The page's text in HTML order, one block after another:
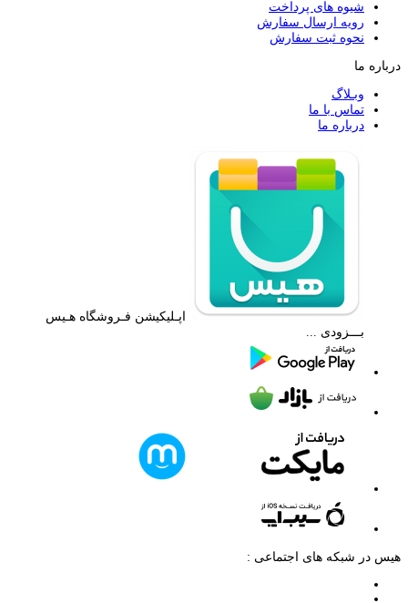
شیوه های پرداخت
رویه ارسال سفارش
نحوه ثبت سفارش
درباره ما
وبـلاگ
تماس با ما
درباره ما
اپـلیکیشن فـروشگاه هـیس
بـــزودی ...
هیس در شبکه های اجتماعی :